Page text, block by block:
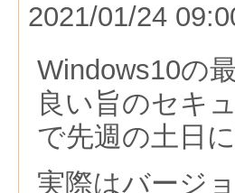
2021/01/24
Windows10の
良い旨のセキ
で先週の土日
実際はバージ